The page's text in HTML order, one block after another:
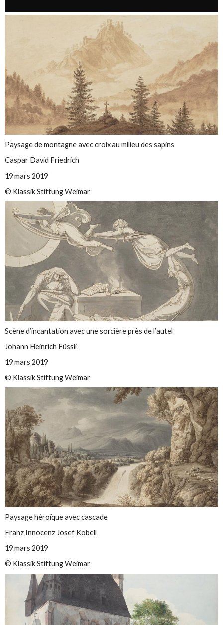
Paysage de montagne avec croix au milieu des sapins
Caspar David Friedrich
19 mars 2019
© Klassik Stiftung Weimar
Scène d’incantation avec une sorcière près de l’autel
Johann Heinrich Füssli
19 mars 2019
© Klassik Stiftung Weimar
Paysage héroïque avec cascade
Franz Innocenz Josef Kobell
19 mars 2019
© Klassik Stiftung Weimar